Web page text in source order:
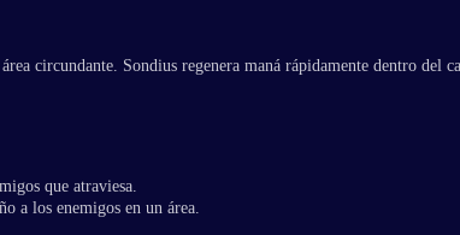
circundante. Sondius regenera maná rápidamente dentro del
que atraviesa.
a los enemigos en un área.